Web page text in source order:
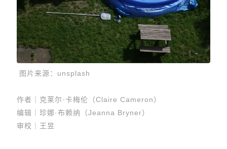
图片来源： unsplash
作者｜克莱尔·卡梅伦（Claire Cameron）
编辑｜珍娜·布赖纳（Jeanna Bryner）
审校｜王昱